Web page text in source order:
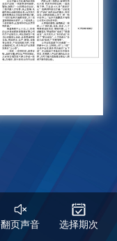
翻页声音 选择期次